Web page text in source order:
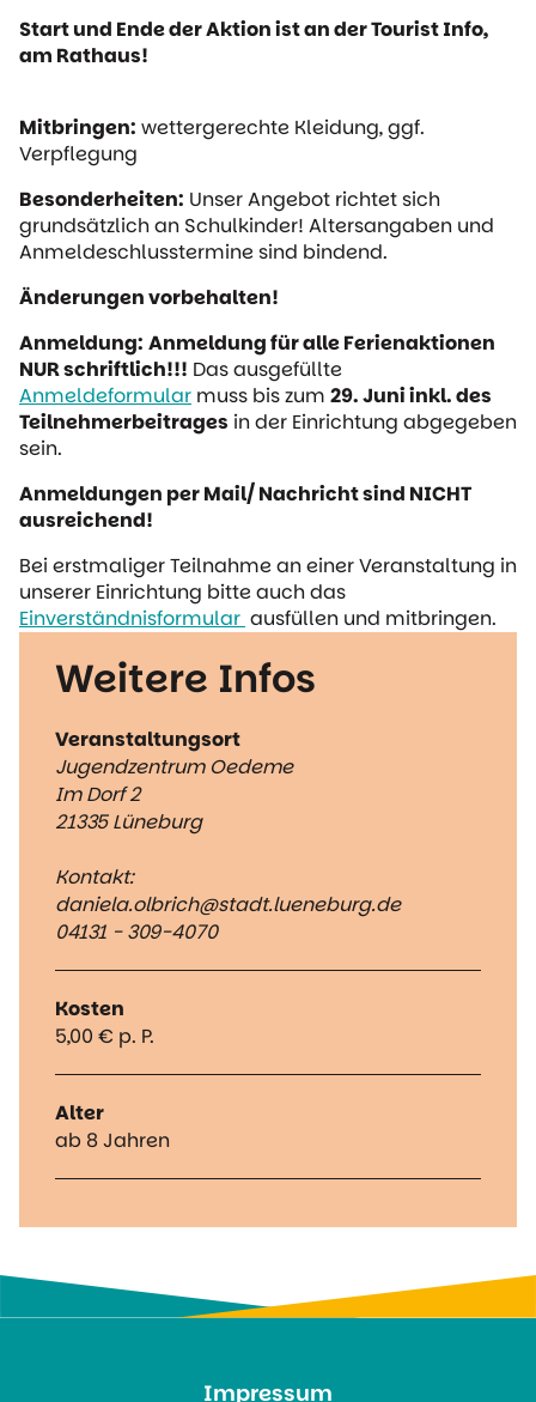
Start und Ende der Aktion ist an der Tourist Info,
am Rathaus!
Mitbringen: wettergerechte Kleidung, ggf.
Verpflegung
Besonderheiten: Unser Angebot richtet sich
grundsätzlich an Schulkinder! Altersangaben und
Anmeldeschlusstermine sind bindend.
Änderungen vorbehalten!
Anmeldung: Anmeldung für alle Ferienaktionen
NUR schriftlich!!! Das ausgefüllte
Anmeldeformular muss bis zum 29. Juni inkl. des
Teilnehmerbeitrages in der Einrichtung abgegeben
sein.
Anmeldungen per Mail/ Nachricht sind NICHT
ausreichend!
Bei erstmaliger Teilnahme an einer Veranstaltung in
unserer Einrichtung bitte auch das
Einverständnisformular ausfüllen und mitbringen.
Weitere Infos
Veranstaltungsort
Jugendzentrum Oedeme
Im Dorf 2
21335 Lüneburg
Kontakt:
daniela.olbrich@stadt.lueneburg.de
04131 - 309-4070
Kosten
5,00 € p. P.
Alter
ab 8 Jahren
Impressum